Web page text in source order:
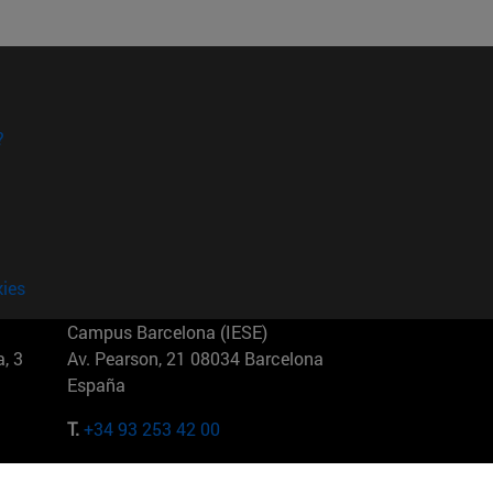
3
Campus Barcelona (IESE)
Av. Pearson, 21 08034 Barcelona
España
T.+34 93 253 42 00